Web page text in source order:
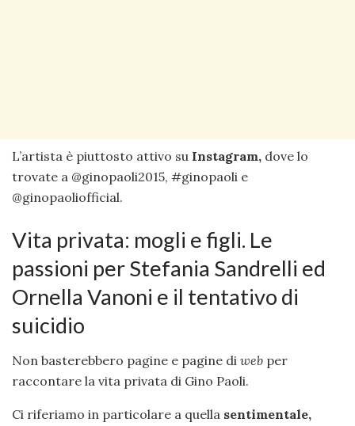
L’artista è piuttosto attivo su Instagram, dove lo
trovate a @ginopaoli2015, #ginopaoli e
@ginopaoliofficial.
Vita privata: mogli e figli. Le
passioni per Stefania Sandrelli ed
Ornella Vanoni e il tentativo di
suicidio
Non basterebbero pagine e pagine di web per
raccontare la vita privata di Gino Paoli.
Ci riferiamo in particolare a quella sentimentale,